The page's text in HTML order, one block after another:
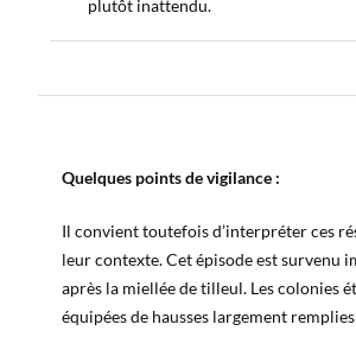
plutôt inattendu.
Quelques points de vigilance :
Il convient toutefois d’interpréter ces
leur contexte. Cet épisode est survenu
après la miellée de tilleul. Les colonies
équipées de hausses largement